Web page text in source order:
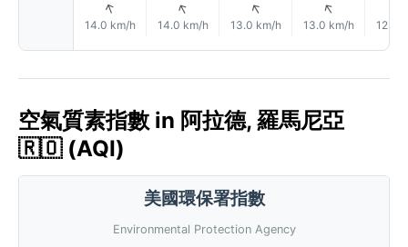
↑
14.0 km/h
↑
14.0 km/h
↑
13.0 km/h
↑
13.0 km/h 12.0
空氣質素指數 in 阿拉德, 羅馬尼亞
🇷🇴 (AQI)
美國環保署指數
Environmental Protection Agency